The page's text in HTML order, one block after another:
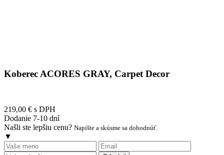
Koberec ACORES GRAY, Carpet Decor
219,00 € s DPH
Dodanie 7-10 dní
Našli ste lepšiu cenu? Napíšte a skúsme sa dohodnúť.
▼